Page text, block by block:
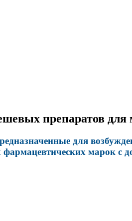
препаратов
для
марок с